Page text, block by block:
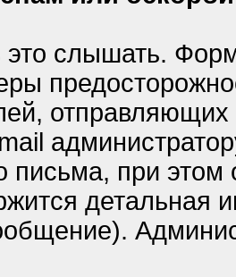
слышать.
письма, при этом
детальная